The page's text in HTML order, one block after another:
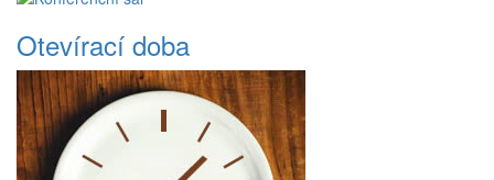
Otevírací doba